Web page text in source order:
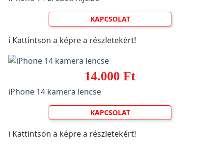
KAPCSOLAT
ℹ️ Kattintson a képre a részletekért!
14.000 Ft
iPhone 14 kamera lencse
KAPCSOLAT
ℹ️ Kattintson a képre a részletekért!